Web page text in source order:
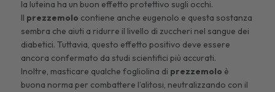
la luteina ha un buon effetto protettivo sugli occhi.
Il prezzemolo contiene anche eugenolo e questa sostanza
sembra che aiuti a ridurre il livello di zuccheri nel sangue dei
diabetici. Tuttavia, questo effetto positivo deve essere
ancora confermato da studi scientifici più accurati.
Inoltre, masticare qualche fogliolina di prezzemolo è
buona norma per combattere l’alitosi, neutralizzando con il